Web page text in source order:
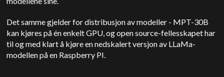
Det samme gjelder for distribusjon av modeller - MPT-30B
kan kjøres på én enkelt GPU, og open source-fellesskapet har
til og med klart å kjøre en nedskalert versjon av LLaMa-
modellen på en Raspberry PI.